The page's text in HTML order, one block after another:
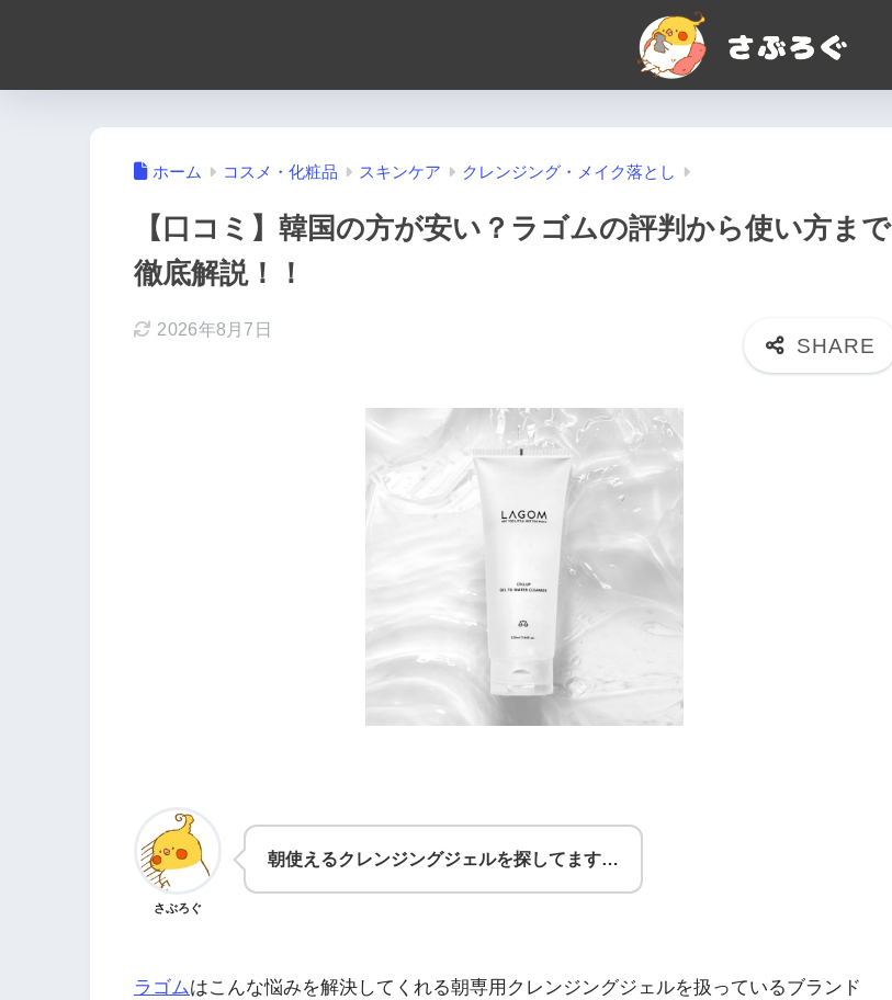
ホーム コスメ・化粧品 スキンケア クレンジング・メイク落とし
【口コミ】韓国の方が安い？ラゴムの評判から使い方まで
徹底解説！！
2026年8月7日
さぶろぐ
朝使えるクレンジングジェルを探してます…
ラゴムはこんな悩みを解決してくれる朝専用クレンジングジェルを扱っているブランド